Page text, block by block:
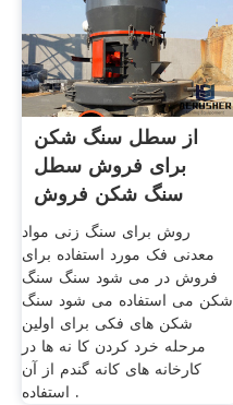
از سطل سنگ شکن
برای فروش سطل
سنگ شکن فروش
استفاده شده است
روش برای سنگ زنی مواد
معدنی فک مورد استفاده برای
فروش در می شود سنگ سنگ
شکن می استفاده می شود سنگ
شکن های فکی برای اولین
مرحله خرد کردن کا نه ها در
کارخانه های کانه گندم از آن
استفاده .